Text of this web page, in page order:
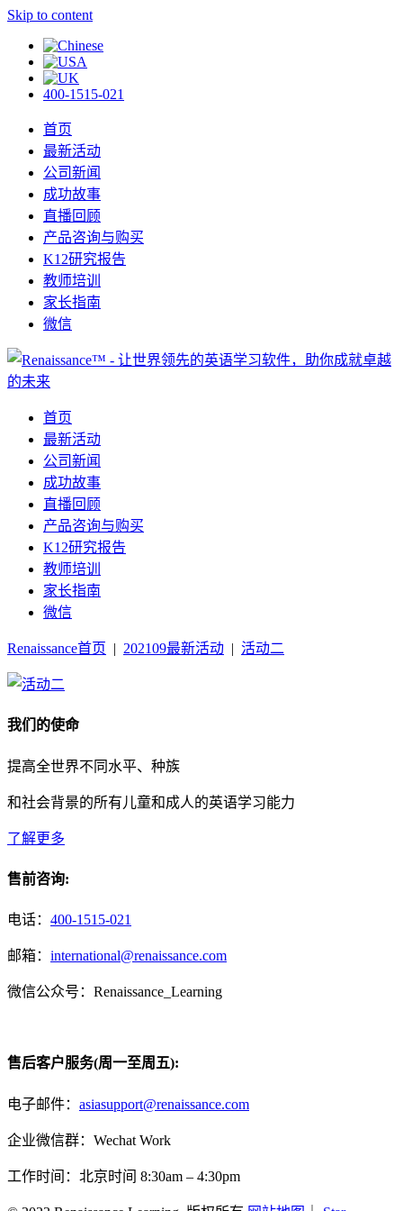
Skip to content
400-1515-021
首页
最新活动
公司新闻
成功故事
直播回顾
产品咨询与购买
K12研究报告
教师培训
家长指南
微信
首页
最新活动
公司新闻
成功故事
直播回顾
产品咨询与购买
K12研究报告
教师培训
家长指南
微信
Renaissance首页 | 202109最新活动 | 活动二
我们的使命
提高全世界不同水平、种族
和社会背景的所有儿童和成人的英语学习能力
了解更多
售前咨询:
电话： 400-1515-021
邮箱： international@renaissance.com
微信公众号：Renaissance_Learning
售后客户服务(周一至周五):
电子邮件： asiasupport@renaissance.com
企业微信群：Wechat Work
工作时间：北京时间 8:30am – 4:30pm